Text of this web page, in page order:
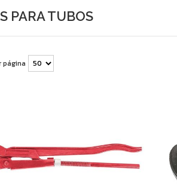
PARA TUBOS
página